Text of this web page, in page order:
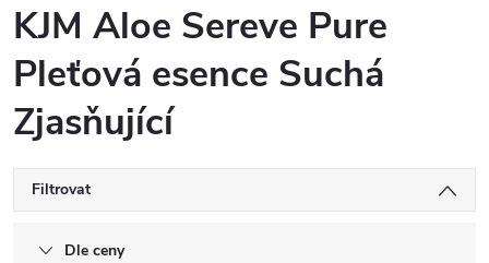
KJM Aloe Sereve Pure
Pleťová esence Suchá
Zjasňující
Filtrovat
Dle ceny